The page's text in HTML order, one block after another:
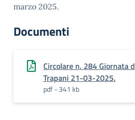
marzo 2025.
Documenti
Circolare n. 284 Giornata
Trapani 21-03-2025.
pdf - 341 kb